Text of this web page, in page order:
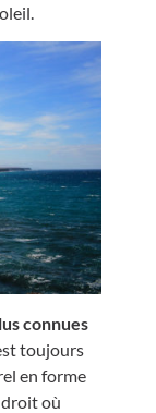
connues
toujours
en forme
où